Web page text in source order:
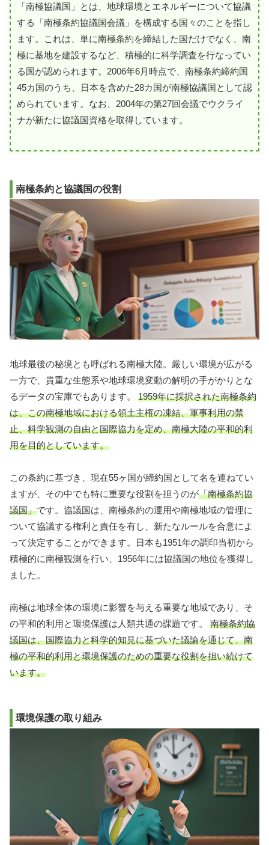
「南極協議国」とは、地球環境とエネルギーについて協議
する「南極条約協議国会議」を構成する国々のことを指し
ます。これは、単に南極条約を締結した国だけでなく、南
極に基地を建設するなど、積極的に科学調査を行なってい
る国が認められます。2006年6月時点で、南極条約締約国
45カ国のうち、日本を含めた28カ国が南極協議国として認
められています。なお、2004年の第27回会議でウクライ
ナが新たに協議国資格を取得しています。
南極条約と協議国の役割
地球最後の秘境とも呼ばれる南極大陸。厳しい環境が広がる
一方で、貴重な生態系や地球環境変動の解明の手がかりとな
るデータの宝庫でもあります。 1959年に採択された南極条約
は、この南極地域における領土主権の凍結、軍事利用の禁
止、科学観測の自由と国際協力を定め、南極大陸の平和的利
用を目的としています。
この条約に基づき、現在55ヶ国が締約国として名を連ねてい
ますが、その中でも特に重要な役割を担うのが「南極条約協
議国」です。協議国は、南極条約の運用や南極地域の管理に
ついて協議する権利と責任を有し、新たなルールを合意によ
って決定することができます。日本も1951年の調印当初から
積極的に南極観測を行い、1956年には協議国の地位を獲得し
ました。
南極は地球全体の環境に影響を与える重要な地域であり、そ
の平和的利用と環境保護は人類共通の課題です。 南極条約協
議国は、国際協力と科学的知見に基づいた議論を通じて、南
極の平和的利用と環境保護のための重要な役割を担い続けて
います。
環境保護の取り組み